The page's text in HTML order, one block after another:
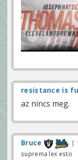
resistance is
az nincs meg.
Bruce
suprema lex esto